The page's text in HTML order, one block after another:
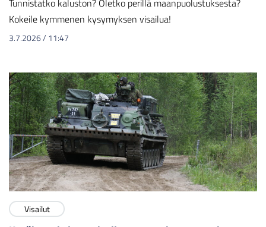
Tunnistatko kaluston? Oletko perillä maanpuolustuksesta?
Kokeile kymmenen kysymyksen visailua!
3.7.2026/ 11:47
Visailut